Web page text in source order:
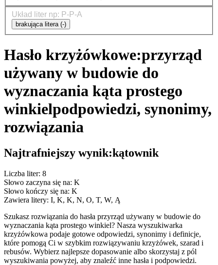
brakująca litera (-)
Hasło krzyżówkowe:przyrząd
używany w budowie do
wyznaczania kąta prostego
winkielpodpowiedzi, synonimy,
rozwiązania
Najtrafniejszy wynik:kątownik
Liczba liter: 8
Słowo zaczyna się na: K
Słowo kończy się na: K
Zawiera litery: I, K, K, N, O, T, W, Ą
Szukasz rozwiązania do hasła przyrząd używany w budowie do
wyznaczania kąta prostego winkiel? Nasza wyszukiwarka
krzyżówkowa podaje gotowe odpowiedzi, synonimy i definicje,
które pomogą Ci w szybkim rozwiązywaniu krzyżówek, szarad i
rebusów. Wybierz najlepsze dopasowanie albo skorzystaj z pól
wyszukiwania powyżej, aby znaleźć inne hasła i podpowiedzi.